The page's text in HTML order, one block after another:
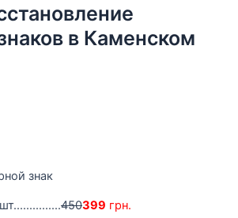
в Каменском
знак
450399 грн.